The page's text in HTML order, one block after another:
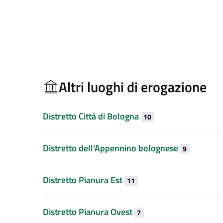
Altri luoghi di erogazione
Distretto Città di Bologna 10
Distretto dell’Appennino bolognese 9
Distretto Pianura Est 11
Distretto Pianura Ovest 7